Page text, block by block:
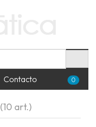
Contacto 0
(10 art.)